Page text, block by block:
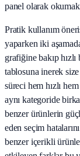
panel olarak okumak
Pratik kullanım
yaparken iki
grafiğine bakıp
tablosuna inerek
süreci hem hızlı
aynı kategoride
benzer ürünlerin
eden seçim
benzer içerikli